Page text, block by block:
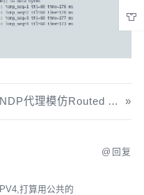
NDP代理模仿Routed Prefix功能
打算用公共的
回复